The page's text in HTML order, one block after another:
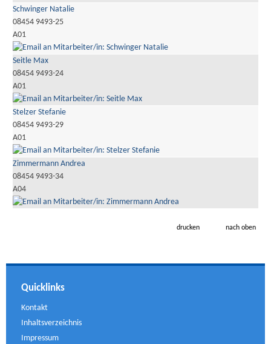
Schwinger Natalie
08454 9493-25
A01
Seitle Max
08454 9493-24
A01
Stelzer Stefanie
08454 9493-29
A01
Zimmermann Andrea
08454 9493-34
A04
drucken nach oben
Quicklinks
Kontakt
Inhaltsverzeichnis
Impressum